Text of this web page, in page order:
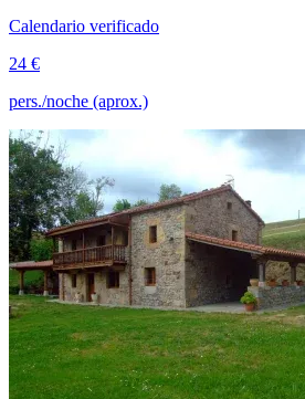
Calendario verificado
24 €
pers./noche (aprox.)